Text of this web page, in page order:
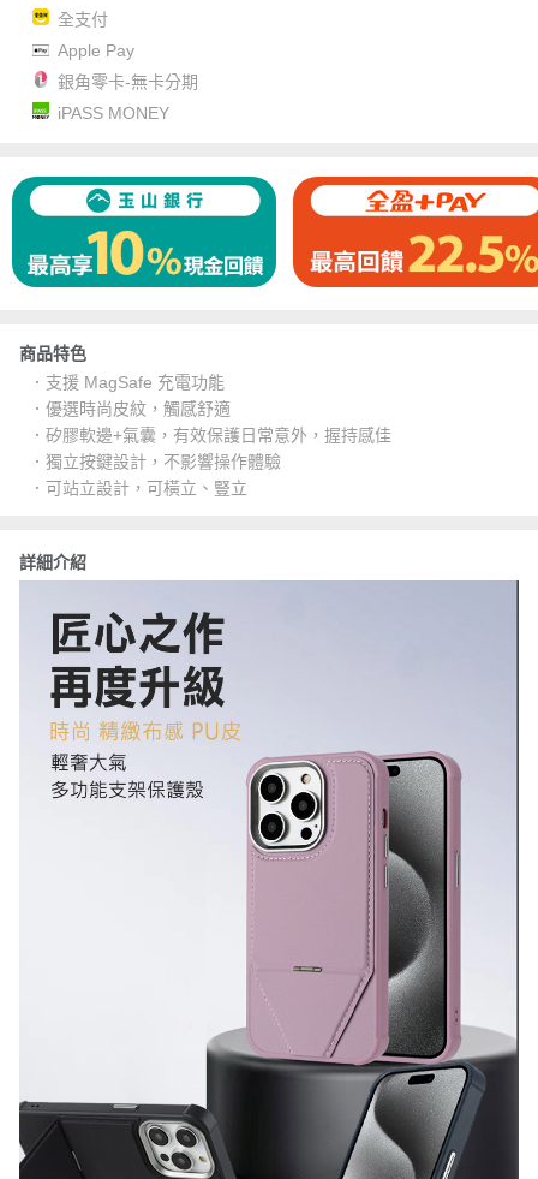
全支付
Apple Pay
銀角零卡-無卡分期
iPASS MONEY
商品特色
．支援 MagSafe 充電功能
．優選時尚皮紋，觸感舒適
．矽膠軟邊+氣囊，有效保護日常意外，握持感佳
．獨立按鍵設計，不影響操作體驗
．可站立設計，可橫立、豎立
詳細介紹